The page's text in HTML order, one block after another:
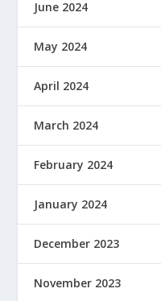
June 2024
May 2024
April 2024
March 2024
February 2024
January 2024
December 2023
November 2023